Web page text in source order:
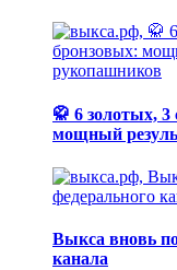
🥋 6 золотых,
мощный
Выкса вновь
канала